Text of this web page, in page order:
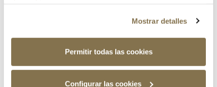
Mostrar detalles
Permitir todas las cookies
Configurar las cookies